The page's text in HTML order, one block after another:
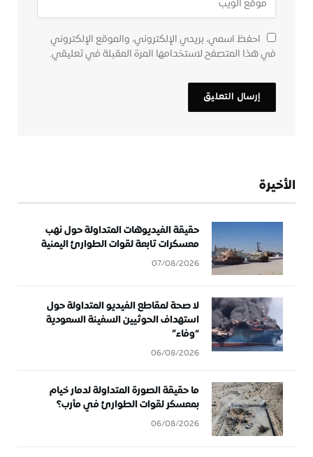
احفظ اسمي، بريدي الإلكتروني، والموقع الإلكتروني
في هذا المتصفح لاستخدامها المرة المقبلة في تعليقي.
الأخيرة
حقيقة الفيديوهات المتداولة حول نهب
معسكرات تابعة لقوات الطوارئ اليمنية
07/08/2026
لا صحة لمقاطع الفيديو المتداولة حول
استهداف الحوثيين السفينة السعودية
“وفاء”
06/08/2026
ما حقيقة الصورة المتداولة لدمار خيام
بمعسكر لقوات الطوارئ في مأرب؟
06/08/2026